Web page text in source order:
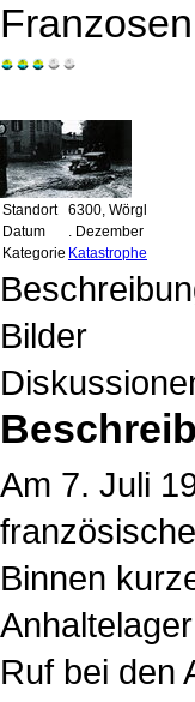
Standort
6300, Wörgl
Datum
. Dezember
Kategorie Katastrophe
Bilder
Am 7. Juli
Binnen
Ruf bei den